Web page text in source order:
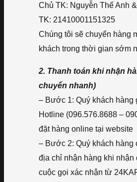
Chủ TK: Nguyễn Thế Anh
TK: 21410001151325
Chúng tôi sẽ chuyển hàng
khách trong thời gian sớm
2. Thanh toán khi nhận
chuyển nhanh)
– Bước 1: Quý khách hàng
Hotline (096.576.8688 –
đặt hàng online tại website
– Bước 2: Quý khách hàng
địa chỉ nhận hàng khi
cuộc gọi xác nhận từ